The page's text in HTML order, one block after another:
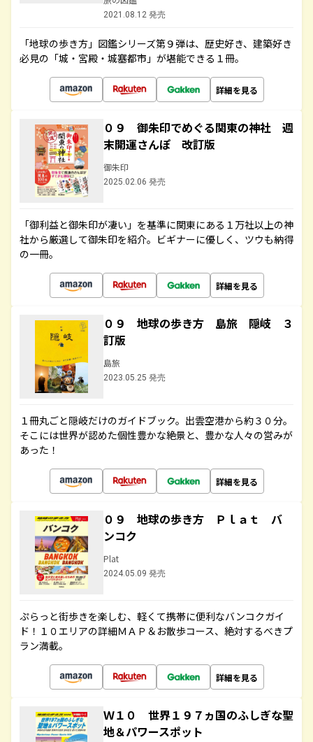
2021.08.12 発売
「地球の歩き方」図鑑シリーズ第９弾は、歴史好き、建築好き
必見の「城・宮殿・城塞都市」が堪能できる１冊。
詳細を見る
０９ 御朱印でめぐる関東の神社 週
末開運さんぽ 改訂版
御朱印
2025.02.06 発売
「御利益と御朱印が凄い」を基準に関東にある１万社以上の神
社から厳選して御朱印を紹介。ビギナーに優しく、ツウも納得
の一冊。
詳細を見る
０９ 地球の歩き方 島旅 隠岐 ３
訂版
島旅
2023.05.25 発売
１冊丸ごと隠岐だけのガイドブック。出雲空港から約３０分。
そこには世界が認めた個性豊かな絶景と、豊かな人々の営みが
あった！
詳細を見る
０９ 地球の歩き方 Ｐｌａｔ バ
ンコク
Plat
2024.05.09 発売
ぷらっと街歩きを楽しむ、軽くて携帯に便利なバンコクガイ
ド！１０エリアの詳細ＭＡＰ＆お散歩コース、絶対するべきプ
ラン満載。
詳細を見る
Ｗ１０ 世界１９７ヵ国のふしぎな聖
地＆パワースポット